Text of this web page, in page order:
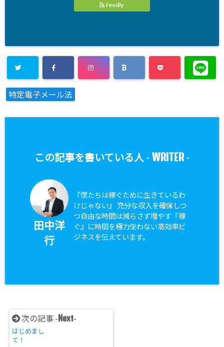
feedly
特定電子メール法
この記事を書いている人 - WRITER-
田中洋
行
『僕たちは稼ぐために生きているわ
けじゃない』 充分な収入を確保しつ
つ自由な時間は減らさず増やす『稼
ぐ』に時間を極力使わない高効率ビ
ジネスを伝えています。
次の記事 -Next-
はじめまし
て！